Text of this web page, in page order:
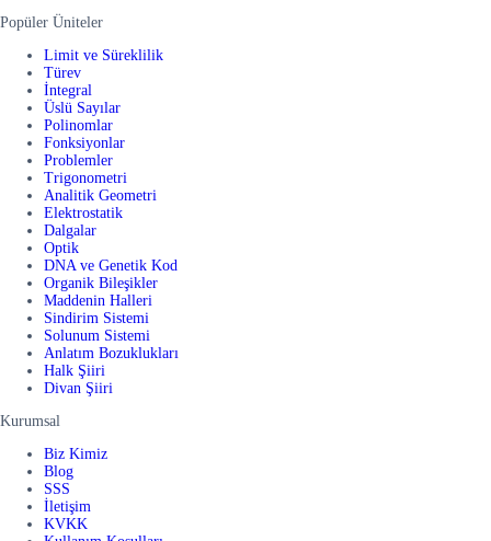
Popüler Üniteler
Limit ve Süreklilik
Türev
İntegral
Üslü Sayılar
Polinomlar
Fonksiyonlar
Problemler
Trigonometri
Analitik Geometri
Elektrostatik
Dalgalar
Optik
DNA ve Genetik Kod
Organik Bileşikler
Maddenin Halleri
Sindirim Sistemi
Solunum Sistemi
Anlatım Bozuklukları
Halk Şiiri
Divan Şiiri
Kurumsal
Biz Kimiz
Blog
SSS
İletişim
KVKK